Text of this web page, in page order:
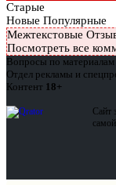
Старые
Новые Популярные
Межтекстовые
Посмотреть все
Вопросы по материалам
Отдел рекламы и
Контент 18+
Сайт